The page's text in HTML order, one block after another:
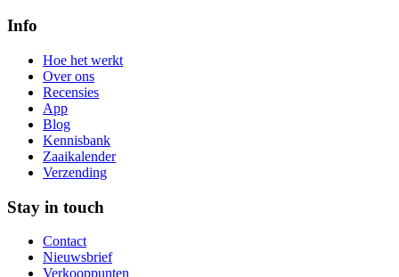
Info
Hoe het werkt
Over ons
Recensies
App
Blog
Kennisbank
Zaaikalender
Verzending
Stay in touch
Contact
Nieuwsbrief
Verkooppunten